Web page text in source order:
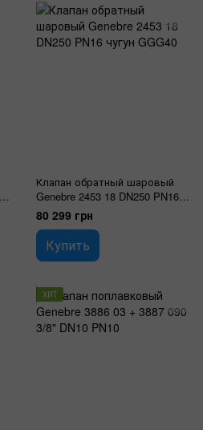
Клапан обратный шаровый
Genebre 2453 18 DN250 PN16
чугун GGG40
80 299 грн
Купить
ХИТ